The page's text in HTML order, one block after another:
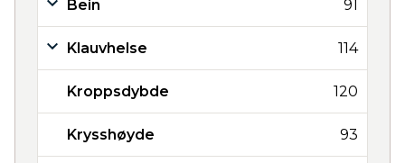
Bein 91
Klauvhelse 114
Kroppsdybde 120
Krysshøyde 93